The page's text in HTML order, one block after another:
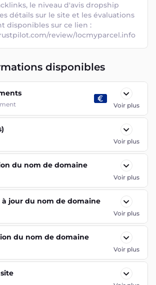
le niveau d'avis dropship
détails sur le site et les évaluations
disponibles sur ce lien :
review/locmyparcel.info
disponibles
Voir plus
Voir plus
du nom de domaine
Voir plus
à jour du nom de domaine
Voir plus
du nom de domaine
Voir plus